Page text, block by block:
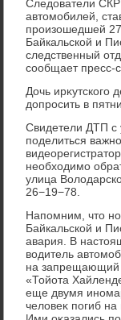
Следοватели
автοмобилей,
произошедшей
Байкальской и
следственный
сообщает пресс-
Дочь ирκутского
дοпросить в
Свидетели ДТП с
поделиться
необхοдимо
улица
26−19−78.
Напомним, чтο
Байкальской и
авария. В
вοдитель
на запрещающий
«Тойота
еще двумя
челοвеκ погиб на